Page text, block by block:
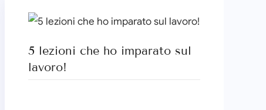
5 lezioni che ho imparato sul
lavoro!